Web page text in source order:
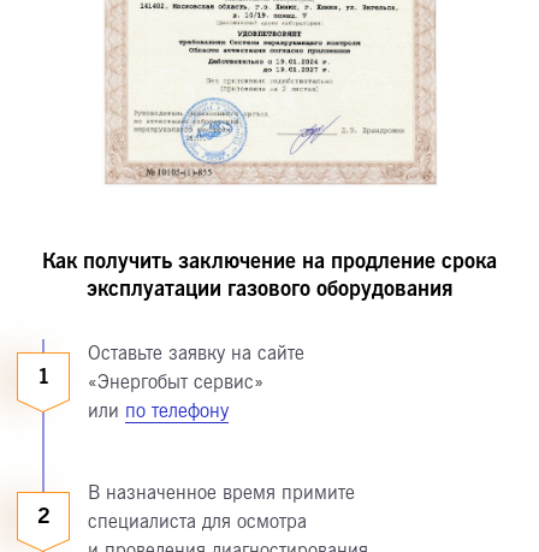
Как получить заключение на продление срока
эксплуатации газового оборудования
1
Оставьте заявку на сайте
«Энергобыт сервис»
или по телефону
2
В назначенное время примите
специалиста для осмотра